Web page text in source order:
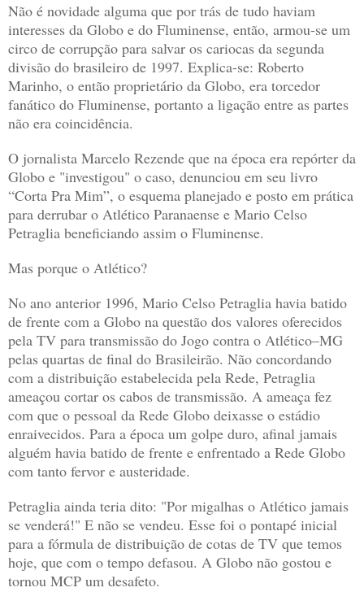
Não é novidade alguma que por trás de tudo haviam
interesses da Globo e do Fluminense, então, armou-se um
circo de corrupção para salvar os cariocas da segunda
divisão do brasileiro de 1997. Explica-se: Roberto
Marinho, o então proprietário da Globo, era torcedor
fanático do Fluminense, portanto a ligação entre as partes
não era coincidência.
O jornalista Marcelo Rezende que na época era repórter da
Globo e "investigou" o caso, denunciou em seu livro
“Corta Pra Mim”, o esquema planejado e posto em prática
para derrubar o Atlético Paranaense e Mario Celso
Petraglia beneficiando assim o Fluminense.
Mas porque o Atlético?
No ano anterior 1996, Mario Celso Petraglia havia batido
de frente com a Globo na questão dos valores oferecidos
pela TV para transmissão do Jogo contra o Atlético–MG
pelas quartas de final do Brasileirão. Não concordando
com a distribuição estabelecida pela Rede, Petraglia
ameaçou cortar os cabos de transmissão. A ameaça fez
com que o pessoal da Rede Globo deixasse o estádio
enraivecidos. Para a época um golpe duro, afinal jamais
alguém havia batido de frente e enfrentado a Rede Globo
com tanto fervor e austeridade.
Petraglia ainda teria dito: "Por migalhas o Atlético jamais
se venderá!" E não se vendeu. Esse foi o pontapé inicial
para a fórmula de distribuição de cotas de TV que temos
hoje, que com o tempo defasou. A Globo não gostou e
tornou MCP um desafeto.